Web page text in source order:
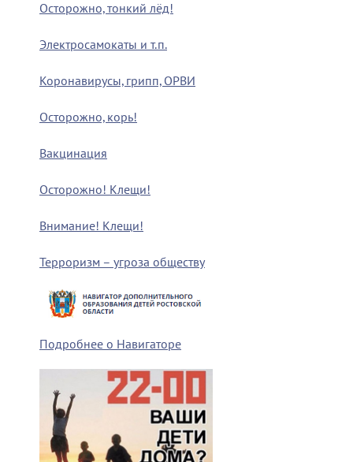
Осторожно, тонкий лёд!
Электросамокаты и т.п.
Коронавирусы, грипп, ОРВИ
Осторожно, корь!
Вакцинация
Осторожно! Клещи!
Внимание! Клещи!
Терроризм – угроза обществу
Подробнее о Навигаторе